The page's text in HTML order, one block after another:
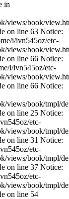
in
views/book/
on line 63 Notice:
i/ivn545oz/etc-
views/book/
on line 66 Notice:
i/ivn545oz/etc-
views/book/
on line 66 Notice:
views/book/tmpl/
on line 25 Notice:
etc-
views/book/tmpl/
on line 31 Notice:
etc-
views/book/tmpl/
on line 37 Notice:
etc-
views/book/tmpl/
on line 54